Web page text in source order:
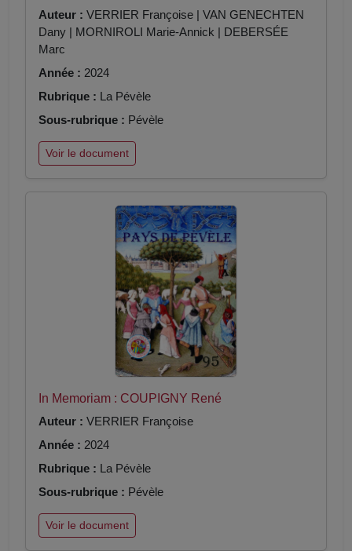
Auteur : VERRIER Françoise | VAN GENECHTEN
Dany | MORNIROLI Marie-Annick | DEBERSÉE
Marc
Année : 2024
Rubrique : La Pévèle
Sous-rubrique : Pévèle
Voir le document
In Memoriam : COUPIGNY René
Auteur : VERRIER Françoise
Année : 2024
Rubrique : La Pévèle
Sous-rubrique : Pévèle
Voir le document